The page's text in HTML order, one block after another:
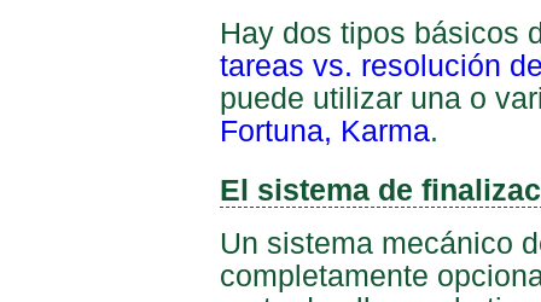
Hay dos tipos básicos
tareas vs. resolución
puede utilizar una o
Fortuna, Karma.
El sistema de
Un sistema mecánico
completamente